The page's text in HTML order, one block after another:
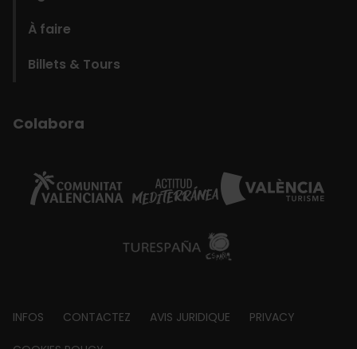
À faire
Billets & Tours
Colabora
Footer
INFOS CONTACTEZ AVIS JURIDIQUE PRIVACY